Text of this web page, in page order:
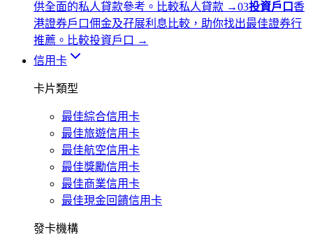
供全面的私人貸款參考。 比較私人貸款 →03投資戶口香
港證券戶口佣金及孖展利息比較，助你找出最佳證券行
推薦。 比較投資戶口 →
信用卡
卡片類型
最佳綜合信用卡
最佳旅遊信用卡
最佳航空信用卡
最佳獎勵信用卡
最佳商業信用卡
最佳現金回饋信用卡
發卡機構